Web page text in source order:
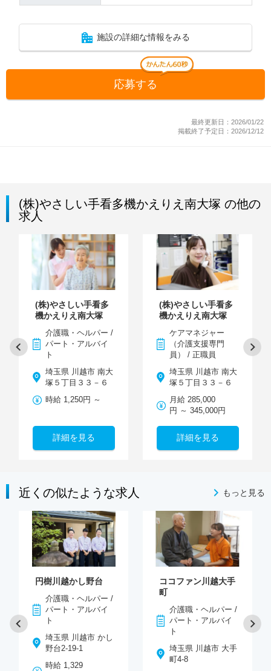
施設の詳細な情報をみる
応募する
最終更新日：2026/01/22
掲載終了予定日：2026/12/12
(株)やさしい手看多機かえりえ南大塚 の他の
求人
(株)やさしい手看多
機かえりえ南大塚
介護職・ヘルパー /
パート・アルバイ
ト
埼玉県 川越市 南大
塚５丁目３３－６
時給 1,250円 ～
詳細を見る
(株)やさしい手看多
機かえりえ南大塚
ケアマネジャー
（介護支援専門
員） / 正職員
埼玉県 川越市 南大
塚５丁目３３－６
月給 285,000
円 ～ 345,000円
詳細を見る
近くの似たような求人 もっと見る
円樹川越かし野台
介護職・ヘルパー /
パート・アルバイ
ト
埼玉県 川越市 かし
野台2-19-1
時給 1,329
ココファン川越大手
町
介護職・ヘルパー /
パート・アルバイ
ト
埼玉県 川越市 大手
町4-8